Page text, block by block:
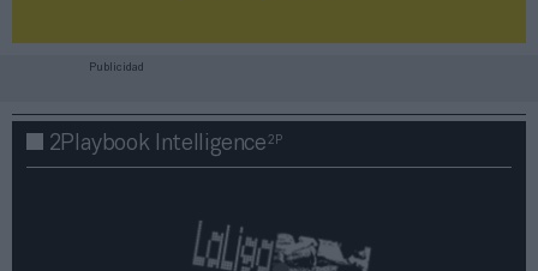
Publicidad
2Playbook Intelligence2P